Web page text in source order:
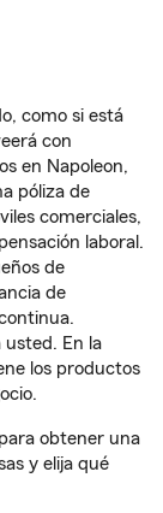
como si está
con
en Napoleon,
póliza de
comerciales,
laboral.
de
de
usted. En la
los productos
obtener una
y elija qué